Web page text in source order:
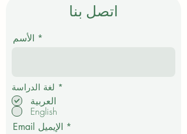
اتصل بنا
الأسم
لغة الدراسة *
م
العربية
English
Email الإيميل